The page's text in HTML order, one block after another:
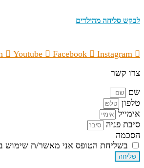
לבקש סליחה מהילדים
Youtube Facebook
Instagram
צרו קשר
שם
טלפון
אימייל
סיבת פניה
הסכמה
בשליחת הטופס אני מאשר/ת שימוש
שליחה